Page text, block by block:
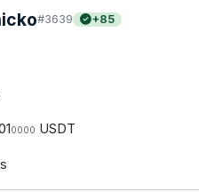
#3639 +85
0000 USDT